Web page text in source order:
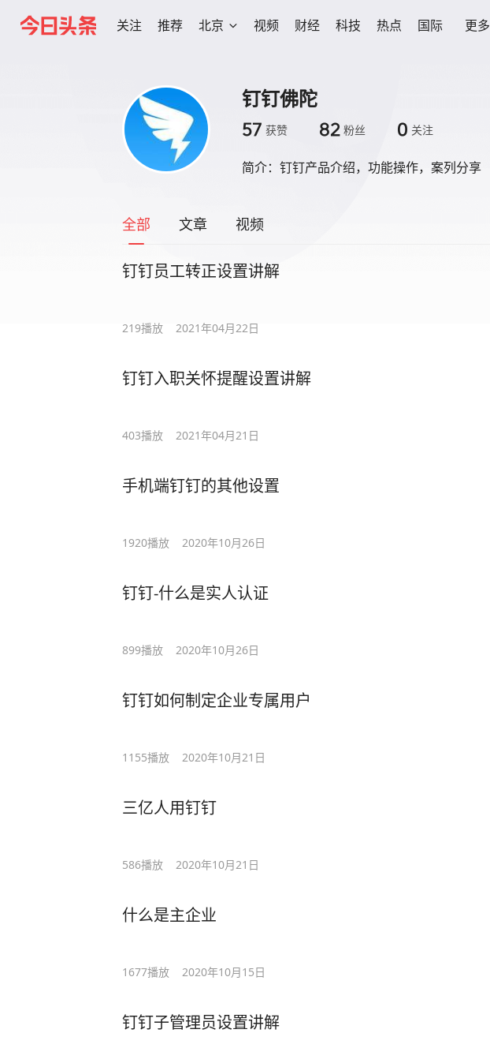
关注 推荐 北京 视频 财经 科技 热点 国际 更多
钉钉佛陀
57 获赞 82 粉丝 0 关注
简介： 钉钉产品介绍，功能操作，案列分享
全部 文章 视频
钉钉员工转正设置讲解
219播放 2021年04月22日
钉钉入职关怀提醒设置讲解
403播放 2021年04月21日
手机端钉钉的其他设置
1920播放 2020年10月26日
钉钉-什么是实人认证
899播放 2020年10月26日
钉钉如何制定企业专属用户
1155播放 2020年10月21日
三亿人用钉钉
586播放 2020年10月21日
什么是主企业
1677播放 2020年10月15日
钉钉子管理员设置讲解